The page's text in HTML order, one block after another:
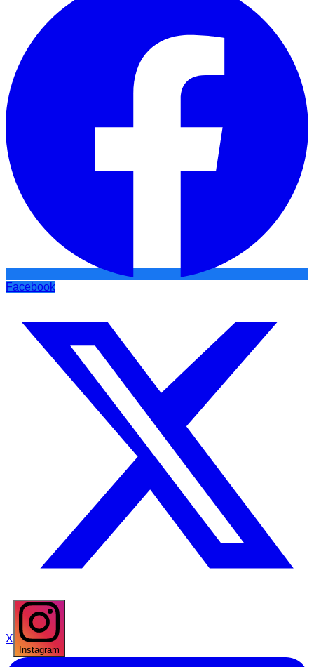
Facebook
X
Instagram